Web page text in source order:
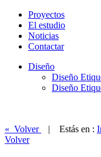
Proyectos
El estudio
Noticias
Contactar
Diseño
Diseño
Diseño
« Volver | Estás en :
Volver